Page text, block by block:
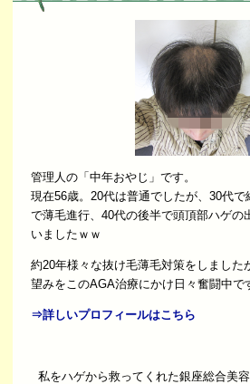
管理人の「中年おやじ」です。
現在56歳。20代は普通でしたが、30代
で薄毛進行、40代の後半で頭頂部ハゲの
いましたｗｗ
約20年様々な抜け毛薄毛対策をしました
望みをこのAGA治療にかけ日々奮闘中で
⇒詳しいプロフィールはこちら
私をハゲから救ってくれた銀座総合美